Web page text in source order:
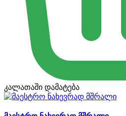
კალათაში დამატება